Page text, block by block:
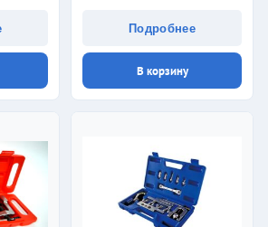
Подробнее
В корзину